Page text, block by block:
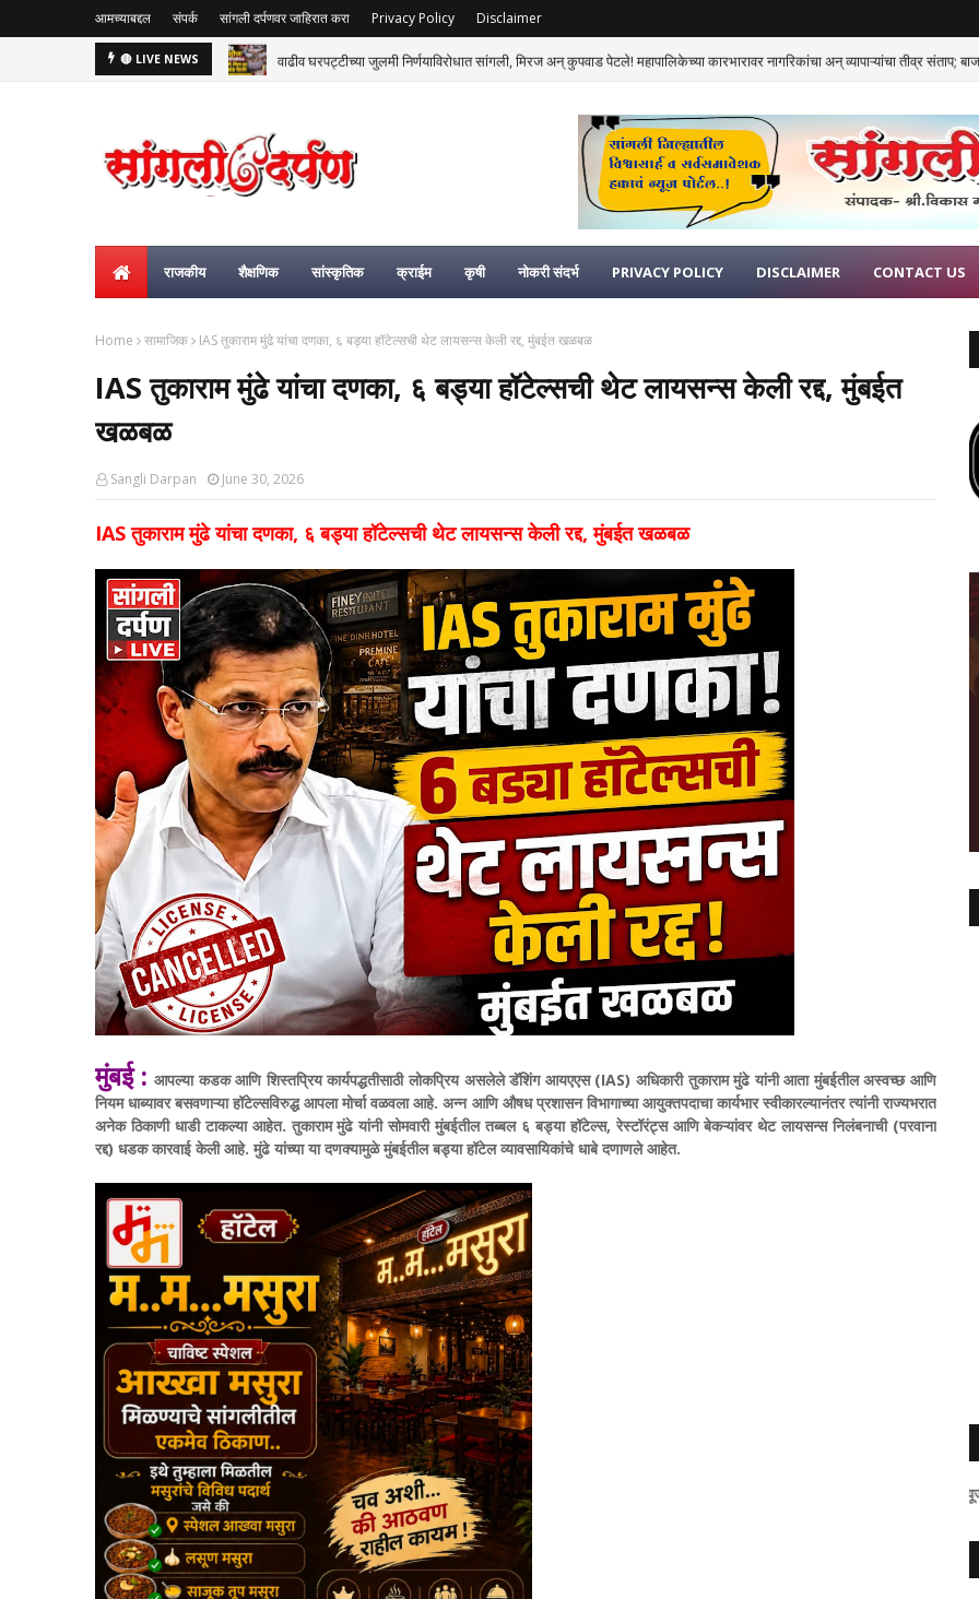
आमच्याबद्दल संपर्क सांगली दर्पणवर जाहिरात करा Privacy Policy Disclaimer
🔴 LIVE NEWS वाढीव घरपट्टीच्या जुलमी निर्णयाविरोधात सांगली, मिरज अन् कुपवाड पेटले! महापालिकेच्या कारभारावर नागरिकांचा अन् व्यापाऱ्यांचा तीव्र संताप;
राजकीय शैक्षणिक सांस्कृतिक क्राईम कृषी नोकरी संदर्भ PRIVACY POLICY DISCLAIMER CONTACT US
Home सामाजिक IAS तुकाराम मुंढे यांचा दणका, ६ बड्या हॉटेल्सची थेट लायसन्स केली रद्द, मुंबईत खळबळ
IAS तुकाराम मुंढे यांचा दणका, ६ बड्या हॉटेल्सची थेट लायसन्स केली रद्द, मुंबईत
खळबळ
Sangli Darpan June 30, 2026
IAS तुकाराम मुंढे यांचा दणका, ६ बड्या हॉटेल्सची थेट लायसन्स केली रद्द, मुंबईत खळबळ
मुंबई :आपल्या कडक आणि शिस्तप्रिय कार्यपद्धतीसाठी लोकप्रिय असलेले डॅशिंग आयएएस (IAS) अधिकारी तुकाराम मुंढे यांनी आता मुंबईतील अस्वच्छ आणि
नियम धाब्यावर बसवणाऱ्या हॉटेल्सविरुद्ध आपला मोर्चा वळवला आहे. अन्न आणि औषध प्रशासन विभागाच्या आयुक्तपदाचा कार्यभार स्वीकारल्यानंतर त्यांनी राज्यभरात
अनेक ठिकाणी धाडी टाकल्या आहेत. तुकाराम मुंढे यांनी सोमवारी मुंबईतील तब्बल ६ बड्या हॉटेल्स, रेस्टॉरंट्स आणि बेकऱ्यांवर थेट लायसन्स निलंबनाची (परवाना
रद्द) धडक कारवाई केली आहे. मुंढे यांच्या या दणक्यामुळे मुंबईतील बड्या हॉटेल व्यावसायिकांचे धाबे दणाणले आहेत.
" सांगली दर्पण न्यूज वर आपल्या